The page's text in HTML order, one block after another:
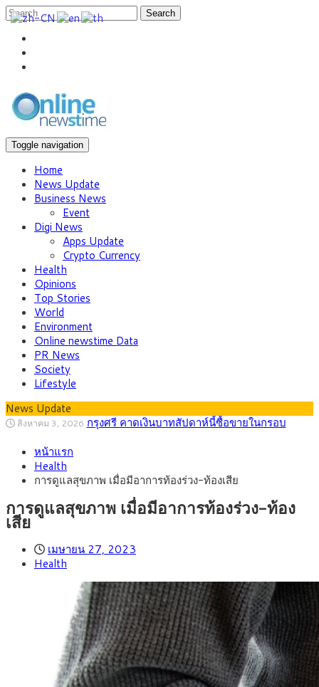
Search
Toggle navigation
Home
News Update
Business News
Event
Digi News
Apps Update
Crypto Currency
Health
Opinions
Top Stories
World
Environment
Online newstime Data
PR News
Society
Lifestyle
News Update
สิงหาคม 1, 2026 “เอกนิติ” เปิดเครื่องยนต์เศรษฐกิจใหม่ของไทย
ศักยภาพ
ติดลายการ์ตูน กรมศุลกากร เตือนผู้ปกครองเฝ้าระวัง หลังยึดล็อต
ใหญ่จากเยอรมนี
กรกฎาคม 27, 2026
2569) ซื้อขายในกรอบ 33.40-34.00 มองเฟดคงดอกเบี้ย
สิงหาคม 5, 2026
หน้ารถไฟฟ้าสงขลา โมโนเรล 12.54 กม. เชื่อมเมืองหาดใหญ่
สิงหาคม 4, 2026 สธ.ชี้ รพ.รัฐแบกรับผู้ป่วยบัตรทอง 87% แต่ได้งบ
รายหัวเพียง 2,618 บาท เสนอทบทวนจัดสรรงบให้สอดคล้องภาระ
งานจริง
สิงหาคม 3, 2026 กรุงศรี คาดเงินบาทสัปดาห์นี้ซื้อขายในกรอบ
33.00-33.60 ติดตามข้อมูลจ้างงานสหรัฐฯ
หน้าแรก
Health
การดูแลสุขภาพ เมื่อมีอาการท้องร่วง-ท้องเสีย
การดูแลสุขภาพ เมื่อมีอาการท้องร่วง-ท้อง
เสีย
เมษายน 27, 2023
Health